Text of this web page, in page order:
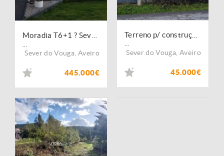
Sever do Vouga Aveiro
445.000€
Sever do Vouga Aveiro
45.000€